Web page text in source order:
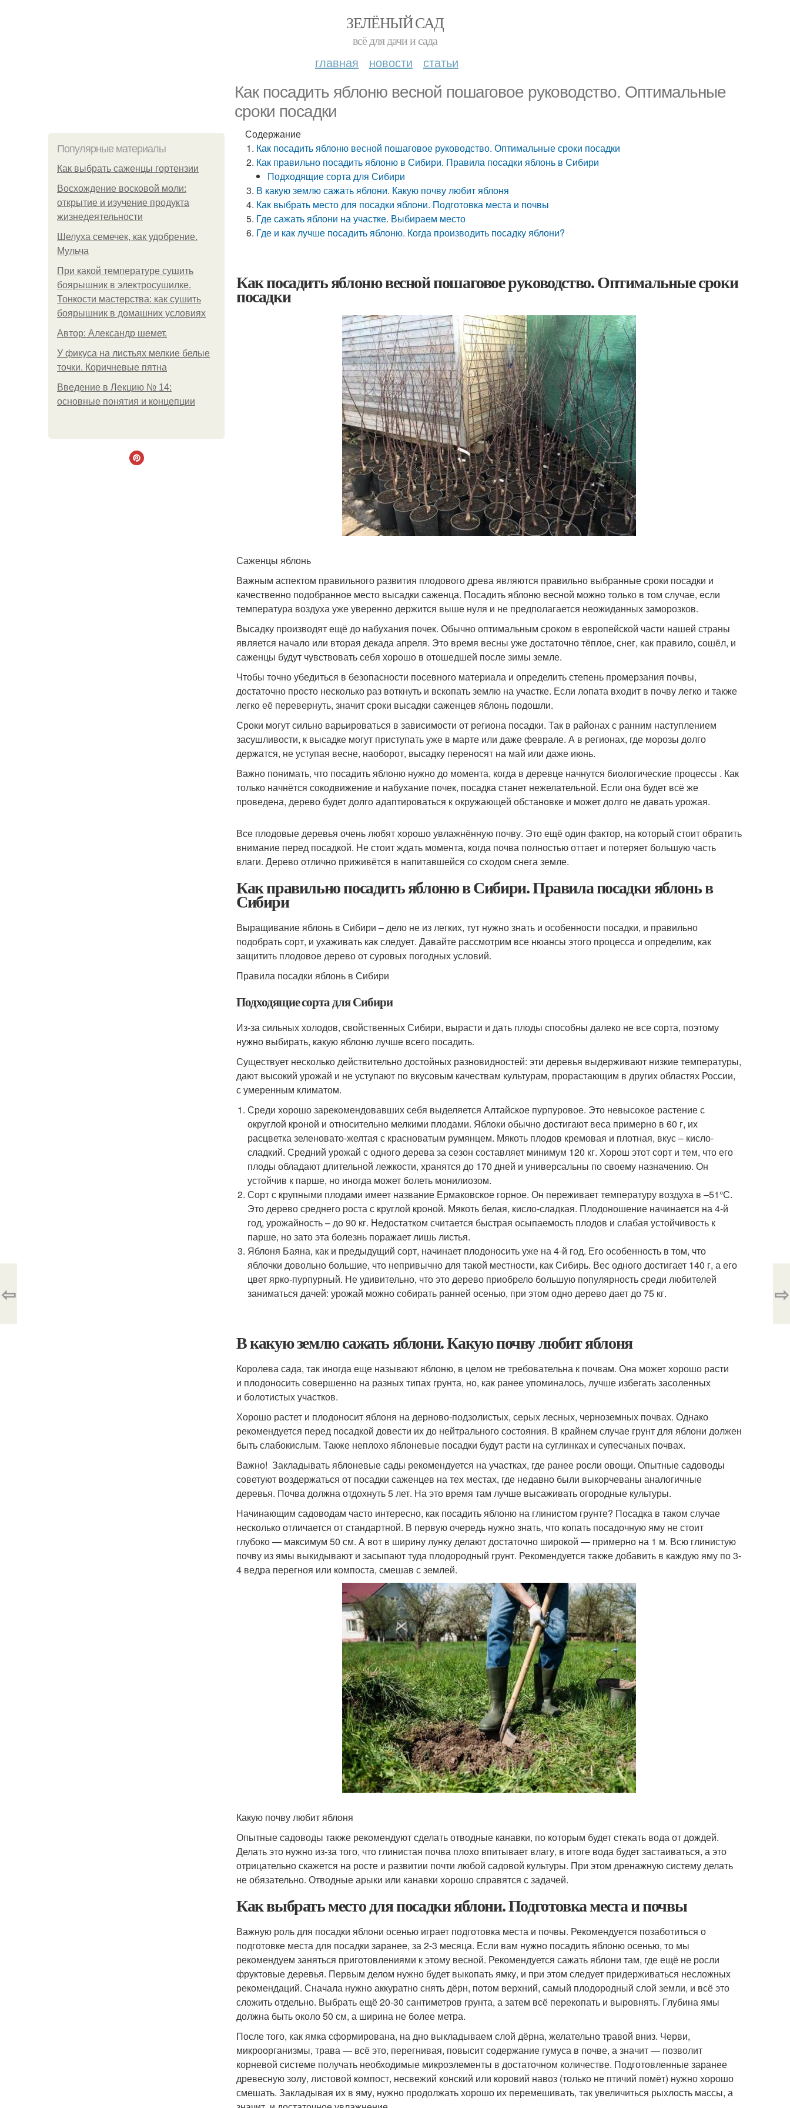
ЗЕЛЁНЫЙ САД
всё для дачи и сада
главная новости статьи
Как посадить яблоню весной пошаговое руководство. Оптимальные
сроки посадки
Популярные материалы
Как выбрать саженцы гортензии
Восхождение восковой моли:
открытие и изучение продукта
жизнедеятельности
Шелуха семечек, как удобрение.
Мульча
При какой температуре сушить
боярышник в электросушилке.
Тонкости мастерства: как сушить
боярышник в домашних условиях
Автор: Александр шемет.
У фикуса на листьях мелкие белые
точки. Коричневые пятна
Введение в Лекцию № 14:
основные понятия и концепции
Содержание
Как посадить яблоню весной пошаговое руководство. Оптимальные сроки посадки
Как правильно посадить яблоню в Сибири. Правила посадки яблонь в Сибири
Подходящие сорта для Сибири
В какую землю сажать яблони. Какую почву любит яблоня
Как выбрать место для посадки яблони. Подготовка места и почвы
Где сажать яблони на участке. Выбираем место
Где и как лучше посадить яблоню. Когда производить посадку яблони?
Как посадить яблоню весной пошаговое руководство. Оптимальные сроки
посадки
Саженцы яблонь
Важным аспектом правильного развития плодового древа являются правильно выбранные сроки посадки и
качественно подобранное место высадки саженца. Посадить яблоню весной можно только в том случае, если
температура воздуха уже уверенно держится выше нуля и не предполагается неожиданных заморозков.
Высадку производят ещё до набухания почек. Обычно оптимальным сроком в европейской части нашей страны
является начало или вторая декада апреля. Это время весны уже достаточно тёплое, снег, как правило, сошёл, и
саженцы будут чувствовать себя хорошо в отошедшей после зимы земле.
Чтобы точно убедиться в безопасности посевного материала и определить степень промерзания почвы,
достаточно просто несколько раз воткнуть и вскопать землю на участке. Если лопата входит в почву легко и также
легко её перевернуть, значит сроки высадки саженцев яблонь подошли.
Сроки могут сильно варьироваться в зависимости от региона посадки. Так в районах с ранним наступлением
засушливости, к высадке могут приступать уже в марте или даже феврале. А в регионах, где морозы долго
держатся, не уступая весне, наоборот, высадку переносят на май или даже июнь.
Важно понимать, что посадить яблоню нужно до момента, когда в деревце начнутся биологические процессы . Как
только начнётся сокодвижение и набухание почек, посадка станет нежелательной. Если она будет всё же
проведена, дерево будет долго адаптироваться к окружающей обстановке и может долго не давать урожая.
Все плодовые деревья очень любят хорошо увлажнённую почву. Это ещё один фактор, на который стоит обратить
внимание перед посадкой. Не стоит ждать момента, когда почва полностью оттает и потеряет большую часть
влаги. Дерево отлично приживётся в напитавшейся со сходом снега земле.
Как правильно посадить яблоню в Сибири. Правила посадки яблонь в
Сибири
Выращивание яблонь в Сибири – дело не из легких, тут нужно знать и особенности посадки, и правильно
подобрать сорт, и ухаживать как следует. Давайте рассмотрим все нюансы этого процесса и определим, как
защитить плодовое дерево от суровых погодных условий.
Правила посадки яблонь в Сибири
Подходящие сорта для Сибири
Из-за сильных холодов, свойственных Сибири, вырасти и дать плоды способны далеко не все сорта, поэтому
нужно выбирать, какую яблоню лучше всего посадить.
Существует несколько действительно достойных разновидностей: эти деревья выдерживают низкие температуры,
дают высокий урожай и не уступают по вкусовым качествам культурам, прорастающим в других областях России,
с умеренным климатом.
Среди хорошо зарекомендовавших себя выделяется Алтайское пурпуровое. Это невысокое растение с
округлой кроной и относительно мелкими плодами. Яблоки обычно достигают веса примерно в 60 г, их
расцветка зеленовато-желтая с красноватым румянцем. Мякоть плодов кремовая и плотная, вкус – кисло-
сладкий. Средний урожай с одного дерева за сезон составляет минимум 120 кг. Хорош этот сорт и тем, что его
плоды обладают длительной лежкости, хранятся до 170 дней и универсальны по своему назначению. Он
устойчив к парше, но иногда может болеть монилиозом.
Сорт с крупными плодами имеет название Ермаковское горное. Он переживает температуру воздуха в –51°С.
Это дерево среднего роста с круглой кроной. Мякоть белая, кисло-сладкая. Плодоношение начинается на 4-й
год, урожайность – до 90 кг. Недостатком считается быстрая осыпаемость плодов и слабая устойчивость к
парше, но зато эта болезнь поражает лишь листья.
Яблоня Баяна, как и предыдущий сорт, начинает плодоносить уже на 4-й год. Его особенность в том, что
яблочки довольно большие, что непривычно для такой местности, как Сибирь. Вес одного достигает 140 г, а его
цвет ярко-пурпурный. Не удивительно, что это дерево приобрело большую популярность среди любителей
заниматься дачей: урожай можно собирать ранней осенью, при этом одно дерево дает до 75 кг.
В какую землю сажать яблони. Какую почву любит яблоня
Королева сада, так иногда еще называют яблоню, в целом не требовательна к почвам. Она может хорошо расти
и плодоносить совершенно на разных типах грунта, но, как ранее упоминалось, лучше избегать засоленных
и болотистых участков.
Хорошо растет и плодоносит яблоня на дерново-подзолистых, серых лесных, черноземных почвах. Однако
рекомендуется перед посадкой довести их до нейтрального состояния. В крайнем случае грунт для яблони должен
быть слабокислым. Также неплохо яблоневые посадки будут расти на суглинках и супесчаных почвах.
Важно! Закладывать яблоневые сады рекомендуется на участках, где ранее росли овощи. Опытные садоводы
советуют воздержаться от посадки саженцев на тех местах, где недавно были выкорчеваны аналогичные
деревья. Почва должна отдохнуть 5 лет. На это время там лучше высаживать огородные культуры.
Начинающим садоводам часто интересно, как посадить яблоню на глинистом грунте? Посадка в таком случае
несколько отличается от стандартной. В первую очередь нужно знать, что копать посадочную яму не стоит
глубоко — максимум 50 см. А вот в ширину лунку делают достаточно широкой — примерно на 1 м. Всю глинистую
почву из ямы выкидывают и засыпают туда плодородный грунт. Рекомендуется также добавить в каждую яму по 3-
4 ведра перегноя или компоста, смешав с землей.
Какую почву любит яблоня
Опытные садоводы также рекомендуют сделать отводные канавки, по которым будет стекать вода от дождей.
Делать это нужно из-за того, что глинистая почва плохо впитывает влагу, в итоге вода будет застаиваться, а это
отрицательно скажется на росте и развитии почти любой садовой культуры. При этом дренажную систему делать
не обязательно. Отводные арыки или канавки хорошо справятся с задачей.
Как выбрать место для посадки яблони. Подготовка места и почвы
Важную роль для посадки яблони осенью играет подготовка места и почвы. Рекомендуется позаботиться о
подготовке места для посадки заранее, за 2-3 месяца. Если вам нужно посадить яблоню осенью, то мы
рекомендуем заняться приготовлениями к этому весной. Рекомендуется сажать яблони там, где ещё не росли
фруктовые деревья. Первым делом нужно будет выкопать ямку, и при этом следует придерживаться несложных
рекомендаций. Сначала нужно аккуратно снять дёрн, потом верхний, самый плодородный слой земли, и всё это
сложить отдельно. Выбрать ещё 20-30 сантиметров грунта, а затем всё перекопать и выровнять. Глубина ямы
должна быть около 50 см, а ширина не более метра.
После того, как ямка сформирована, на дно выкладываем слой дёрна, желательно травой вниз. Черви,
микроорганизмы, трава — всё это, перегнивая, повысит содержание гумуса в почве, а значит — позволит
корневой системе получать необходимые микроэлементы в достаточном количестве. Подготовленные заранее
древесную золу, листовой компост, несвежий конский или коровий навоз (только не птичий помёт) нужно хорошо
смешать. Закладывая их в яму, нужно продолжать хорошо их перемешивать, так увеличиться рыхлость массы, а
⇦ ⇨